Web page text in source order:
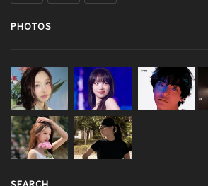
PHOTOS
SEARCH